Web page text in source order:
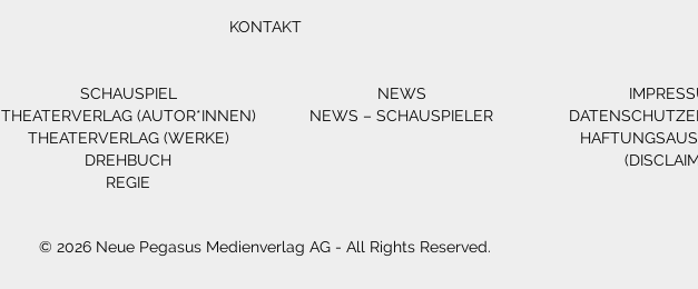
KONTAKT
SCHAUSPIEL
THEATERVERLAG (AUTOR*INNEN)
THEATERVERLAG (WERKE)
DREHBUCH
REGIE
NEWS
NEWS – SCHAUSPIELER
© 2026 Neue Pegasus Medienverlag AG - All Rights Reserved.